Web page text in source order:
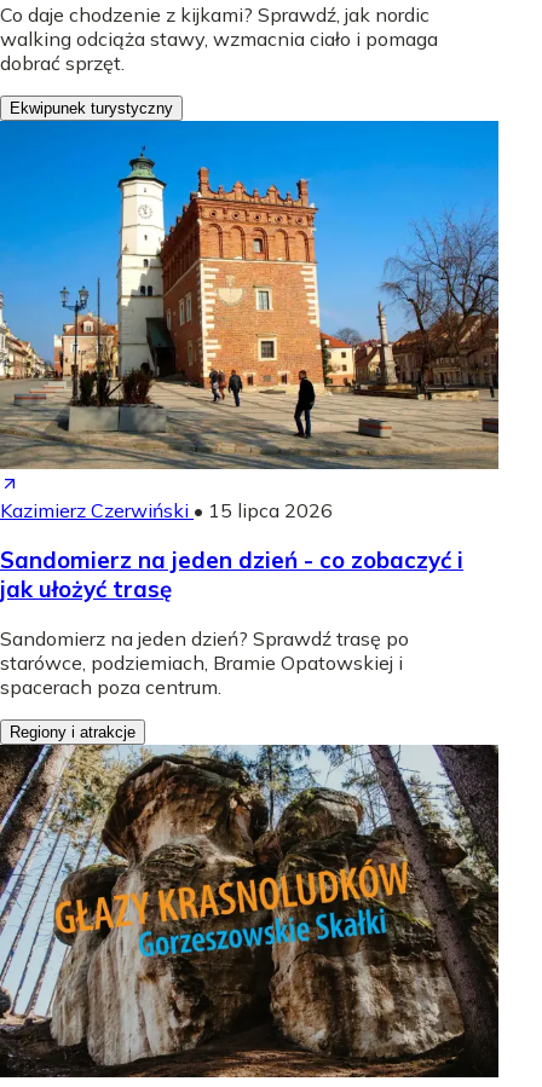
Co daje chodzenie z kijkami? Sprawdź, jak nordic
walking odciąża stawy, wzmacnia ciało i pomaga
dobrać sprzęt.
Ekwipunek turystyczny
Kazimierz Czerwiński • 15 lipca 2026
Sandomierz na jeden dzień - co zobaczyć i
jak ułożyć trasę
Sandomierz na jeden dzień? Sprawdź trasę po
starówce, podziemiach, Bramie Opatowskiej i
spacerach poza centrum.
Regiony i atrakcje